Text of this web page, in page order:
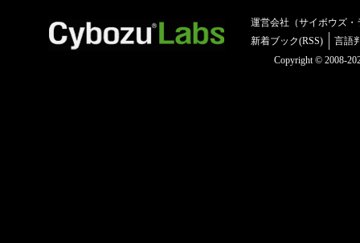
運営会社（サイボウズ・
新着ブック(RSS)
言語
Copyright © 2008-